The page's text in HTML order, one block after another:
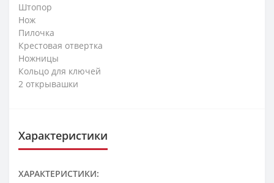
Штопор
Нож
Пилочка
Крестовая отвертка
Ножницы
Кольцо для ключей
2 открывашки
Характеристики
ХАРАКТЕРИСТИКИ: